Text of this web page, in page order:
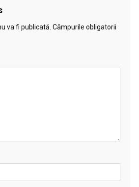
va fi publicată. Câmpurile obligatorii